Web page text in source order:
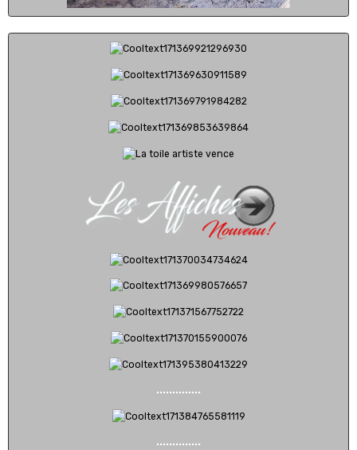
..............
..............